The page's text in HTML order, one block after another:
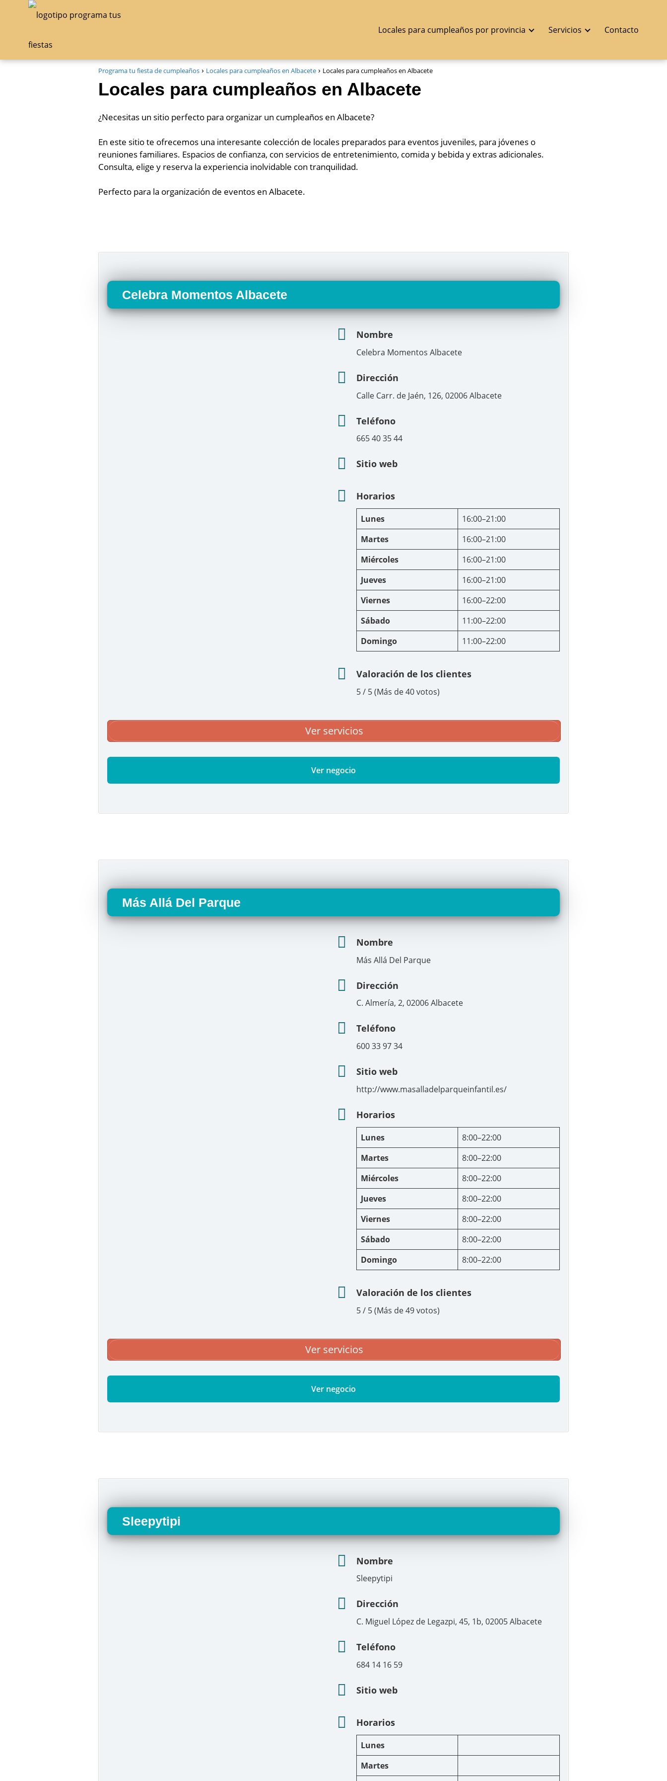
Locales para cumpleaños por provincia Servicios Contacto
Programa tu fiesta de cumpleaños Locales para cumpleaños en Albacete Locales para cumpleaños en Albacete
Locales para cumpleaños en Albacete
¿Necesitas un sitio perfecto para organizar un cumpleaños en Albacete?
En este sitio te ofrecemos una interesante colección de locales preparados para eventos juveniles, para jóvenes o
reuniones familiares. Espacios de confianza, con servicios de entretenimiento, comida y bebida y extras adicionales.
Consulta, elige y reserva la experiencia inolvidable con tranquilidad.
Perfecto para la organización de eventos en Albacete.
Celebra Momentos Albacete
Nombre
Celebra Momentos Albacete
Dirección
Calle Carr. de Jaén, 126, 02006 Albacete
Teléfono
665 40 35 44
Sitio web
Horarios
Lunes
16:00–21:00
Martes
16:00–21:00
Miércoles
16:00–21:00
Jueves
16:00–21:00
Viernes
16:00–22:00
Sábado
11:00–22:00
Domingo
11:00–22:00
Valoración de los clientes
5 / 5 (Más de 40 votos)
Ver servicios
Ver negocio
Más Allá Del Parque
Nombre
Más Allá Del Parque
Dirección
C. Almería, 2, 02006 Albacete
Teléfono
600 33 97 34
Sitio web
http://www.masalladelparqueinfantil.es/
Horarios
Lunes
8:00–22:00
Martes
8:00–22:00
Miércoles
8:00–22:00
Jueves
8:00–22:00
Viernes
8:00–22:00
Sábado
8:00–22:00
Domingo
8:00–22:00
Valoración de los clientes
5 / 5 (Más de 49 votos)
Ver servicios
Ver negocio
Sleepytipi
Nombre
Sleepytipi
Dirección
C. Miguel López de Legazpi, 45, 1b, 02005 Albacete
Teléfono
684 14 16 59
Sitio web
Horarios
Lunes
Martes